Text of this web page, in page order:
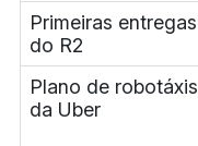
Primeiras entregas
do R2
Plano de robotáxis
da Uber